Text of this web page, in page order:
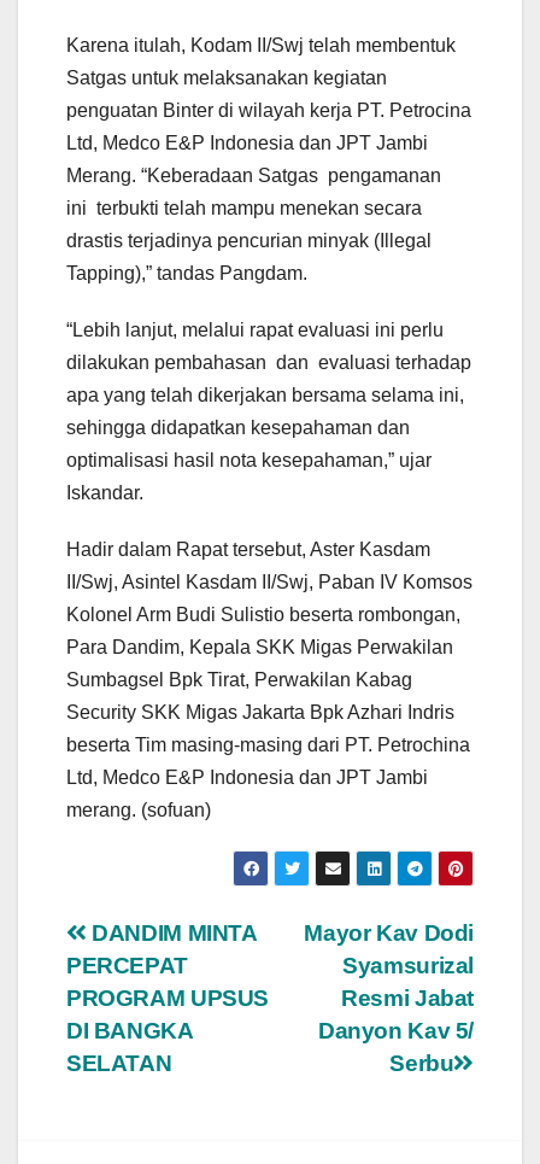
Karena itulah, Kodam II/Swj telah membentuk
Satgas untuk melaksanakan kegiatan
penguatan Binter di wilayah kerja PT. Petrocina
Ltd, Medco E&P Indonesia dan JPT Jambi
Merang. “Keberadaan Satgas pengamanan
ini terbukti telah mampu menekan secara
drastis terjadinya pencurian minyak (Illegal
Tapping),” tandas Pangdam.
“Lebih lanjut, melalui rapat evaluasi ini perlu
dilakukan pembahasan dan evaluasi terhadap
apa yang telah dikerjakan bersama selama ini,
sehingga didapatkan kesepahaman dan
optimalisasi hasil nota kesepahaman,” ujar
Iskandar.
Hadir dalam Rapat tersebut, Aster Kasdam
II/Swj, Asintel Kasdam II/Swj, Paban IV Komsos
Kolonel Arm Budi Sulistio beserta rombongan,
Para Dandim, Kepala SKK Migas Perwakilan
Sumbagsel Bpk Tirat, Perwakilan Kabag
Security SKK Migas Jakarta Bpk Azhari Indris
beserta Tim masing-masing dari PT. Petrochina
Ltd, Medco E&P Indonesia dan JPT Jambi
merang. (sofuan)
Navigasi
pos
Mayor Kav Dodi
Syamsurizal
Resmi Jabat
Danyon Kav 5/
Serbu
DANDIM MINTA
PERCEPAT
PROGRAM UPSUS
DI BANGKA
SELATAN